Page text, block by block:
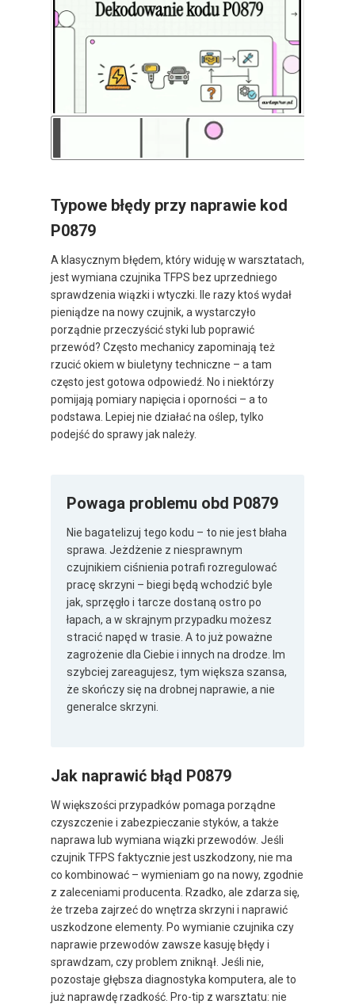
Typowe błędy przy naprawie kod
P0879
A klasycznym błędem, który widuję w warsztatach,
jest wymiana czujnika TFPS bez uprzedniego
sprawdzenia wiązki i wtyczki. Ile razy ktoś wydał
pieniądze na nowy czujnik, a wystarczyło
porządnie przeczyścić styki lub poprawić
przewód? Często mechanicy zapominają też
rzucić okiem w biuletyny techniczne – a tam
często jest gotowa odpowiedź. No i niektórzy
pomijają pomiary napięcia i oporności – a to
podstawa. Lepiej nie działać na oślep, tylko
podejść do sprawy jak należy.
Powaga problemu obd P0879
Nie bagatelizuj tego kodu – to nie jest błaha
sprawa. Jeżdżenie z niesprawnym
czujnikiem ciśnienia potrafi rozregulować
pracę skrzyni – biegi będą wchodzić byle
jak, sprzęgło i tarcze dostaną ostro po
łapach, a w skrajnym przypadku możesz
stracić napęd w trasie. A to już poważne
zagrożenie dla Ciebie i innych na drodze. Im
szybciej zareagujesz, tym większa szansa,
że skończy się na drobnej naprawie, a nie
generalce skrzyni.
Jak naprawić błąd P0879
W większości przypadków pomaga porządne
czyszczenie i zabezpieczanie styków, a także
naprawa lub wymiana wiązki przewodów. Jeśli
czujnik TFPS faktycznie jest uszkodzony, nie ma
co kombinować – wymieniam go na nowy, zgodnie
z zaleceniami producenta. Rzadko, ale zdarza się,
że trzeba zajrzeć do wnętrza skrzyni i naprawić
uszkodzone elementy. Po wymianie czujnika czy
naprawie przewodów zawsze kasuję błędy i
sprawdzam, czy problem zniknął. Jeśli nie,
pozostaje głębsza diagnostyka komputera, ale to
już naprawdę rzadkość. Pro-tip z warsztatu: nie